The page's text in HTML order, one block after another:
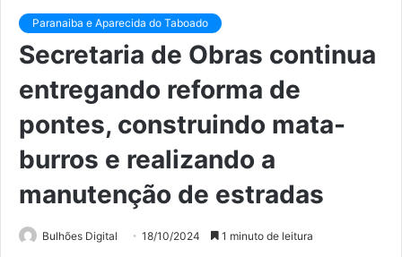
Paranaiba e Aparecida do Taboado
Secretaria de Obras continua
entregando reforma de
pontes, construindo mata-
burros e realizando a
manutenção de estradas
Bulhões Digital 18/10/2024 1 minuto de leitura